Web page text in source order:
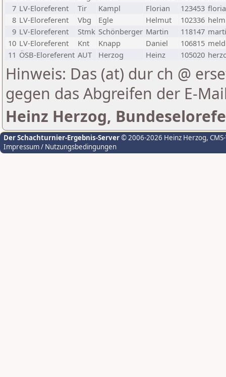
7 LV-Eloreferent Tir Kampl Florian 123453
8 LV-Eloreferent Vbg Egle Helmut 102336
9 LV-Eloreferent Stmk Schönberger Martin 118147
10 LV-Eloreferent Knt Knapp Daniel 106815
11 ÖSB-Eloreferent AUT Herzog Heinz 105020
Hinweis: Das (at) dur ch @
gegen das Abgreifen der E-
Heinz Herzog,
Der Schachturnier-Ergebnis-Server© 2006-2026 Heinz Herzog,
Impressum / Nutzungsbedingungen